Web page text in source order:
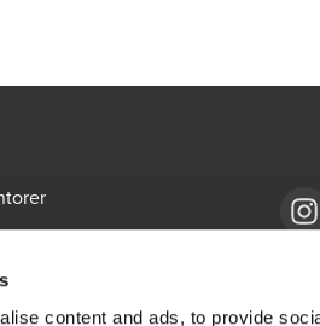
content and ads, to provide
Portal